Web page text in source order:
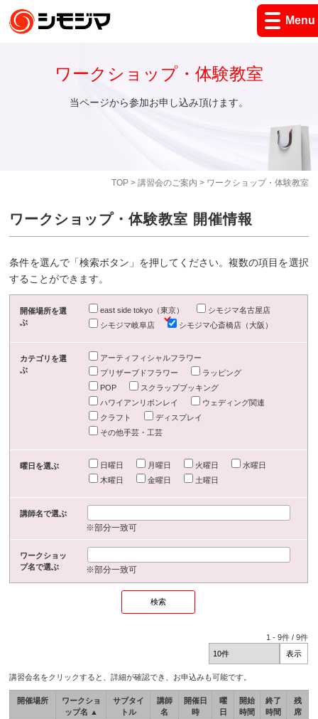
Menu
TOP> 講習会のご案内 > ワークショップ・体験教室
ワークショップ・体験教室
当ページから参加お申し込み頂けます。
ワークショップ・体験教室 開催情報
条件を選んで「検索ボタン」を押してください。複数の項目を選択
することができます。
開催場所を選
ぶ
east side tokyo（東京）
シモジマ名古屋店
シモジマ岐阜店
シモジマ心斎橋店（大阪）
カテゴリを選
ぶ
アーティフィシャルフラワー
プリザーブドフラワー
ラッピング
POP
スクラップブッキング
ハワイアンリボンレイ
ウェディング関連
クラフト
ディスプレイ
その他手芸・工芸
曜日を選ぶ 日曜日 月曜日 火曜日
水曜日
木曜日
金曜日 土曜日
講師名で選ぶ
※部分一致可
ワークショッ
プ名で選ぶ
※部分一致可
1 -9件 /9件
講習会名をクリックすると、詳細が確認でき、お申込みも可能です。
開催場所
ワークショ
ップ名 ▲
サブタイ
トル
講師
名
開催日
時
曜
日
開始
時間
終了
時間
残
席